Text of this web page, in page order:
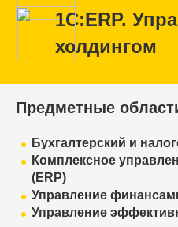
1С:ERP.
холдингом
Предметные
Бухгалтерский и
Комплексное
(ERP)
Управление
Управление